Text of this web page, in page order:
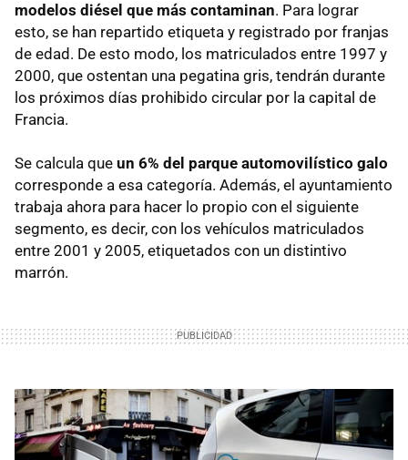
modelos diésel que más contaminan. Para lograr
esto, se han repartido etiqueta y registrado por franjas
de edad. De esto modo, los matriculados entre 1997 y
2000, que ostentan una pegatina gris, tendrán durante
los próximos días prohibido circular por la capital de
Francia.
Se calcula que un 6% del parque automovilístico galo
corresponde a esa categoría. Además, el ayuntamiento
trabaja ahora para hacer lo propio con el siguiente
segmento, es decir, con los vehículos matriculados
entre 2001 y 2005, etiquetados con un distintivo
marrón.